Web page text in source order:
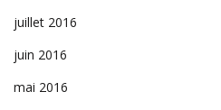
juillet 2016
juin 2016
mai 2016